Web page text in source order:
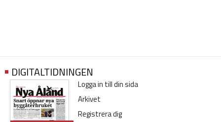
DIGITALTIDNINGEN
Logga in till din sida
Arkivet
Registrera dig